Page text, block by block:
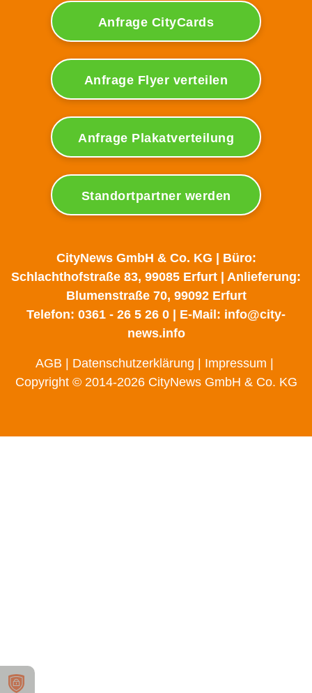
Anfrage CityCards
Anfrage Flyer verteilen
Anfrage Plakatverteilung
Standortpartner werden
CityNews GmbH & Co. KG | Büro:
Schlachthofstraße 83, 99085 Erfurt | Anlieferung:
Blumenstraße 70, 99092 Erfurt
Telefon: 0361 - 26 5 26 0 | E-Mail: info@city-
news.info
AGB Datenschutzerklärung Impressum
Copyright © 2014-2026 CityNews GmbH & Co. KG